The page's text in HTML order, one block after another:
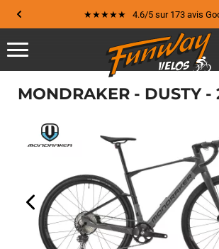
★★★★★ 4.6/5 sur 173 avis
MONDRAKER - DUSTY -